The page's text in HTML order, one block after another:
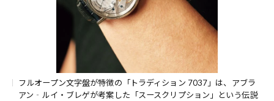
フルオープン文字盤が特徴の「トラディション 7037」は、アブラ
アン‐ルイ・ブレゲが考案した「スースクリプション」という伝説